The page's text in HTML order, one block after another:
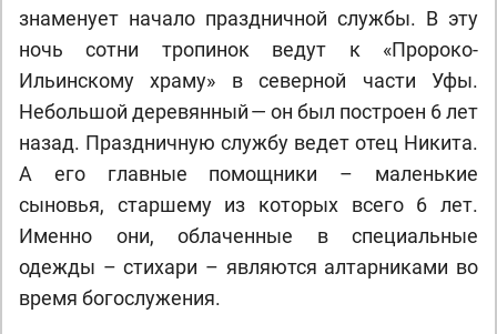
знаменует начало праздничной службы. В эту
ночь сотни тропинок ведут к «Пророко-
Ильинскому храму» в северной части Уфы.
Небольшой деревянный — он был построен 6 лет
назад. Праздничную службу ведет отец Никита.
А его главные помощники – маленькие
сыновья, старшему из которых всего 6 лет.
Именно они, облаченные в специальные
одежды – стихари – являются алтарниками во
время богослужения.